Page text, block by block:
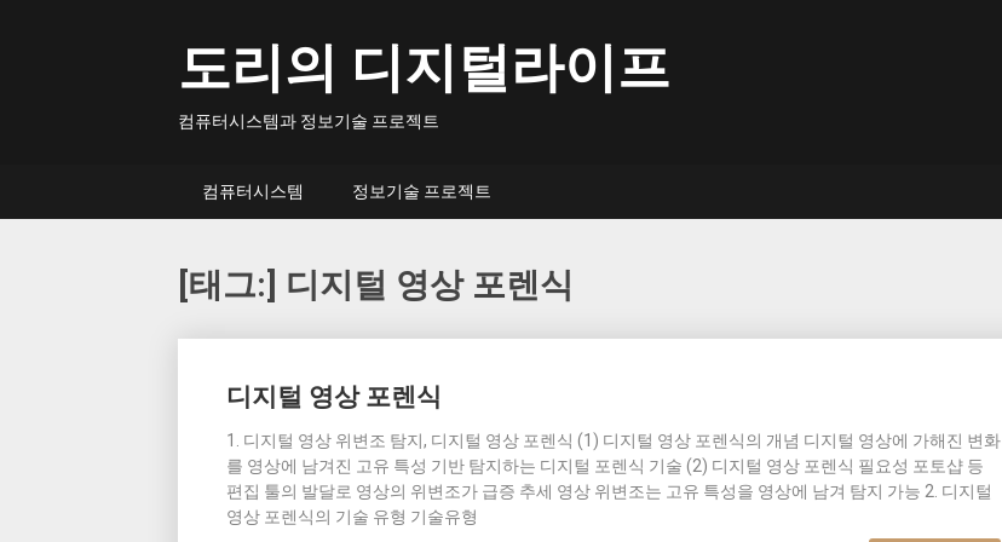
도리의 디지털라이프
컴퓨터시스템과 정보기술 프로젝트
컴퓨터시스템 정보기술 프로젝트
[태그:] 디지털 영상 포렌식
디지털 영상 포렌식
1. 디지털 영상 위변조 탐지, 디지털 영상 포렌식 (1) 디지털 영상 포렌식의 개념 디지털 영상에 가해진 변화
를 영상에 남겨진 고유 특성 기반 탐지하는 디지털 포렌식 기술 (2) 디지털 영상 포렌식 필요성 포토샵 등
편집 툴의 발달로 영상의 위변조가 급증 추세 영상 위변조는 고유 특성을 영상에 남겨 탐지 가능 2. 디지털
영상 포렌식의 기술 유형 기술유형
navigation